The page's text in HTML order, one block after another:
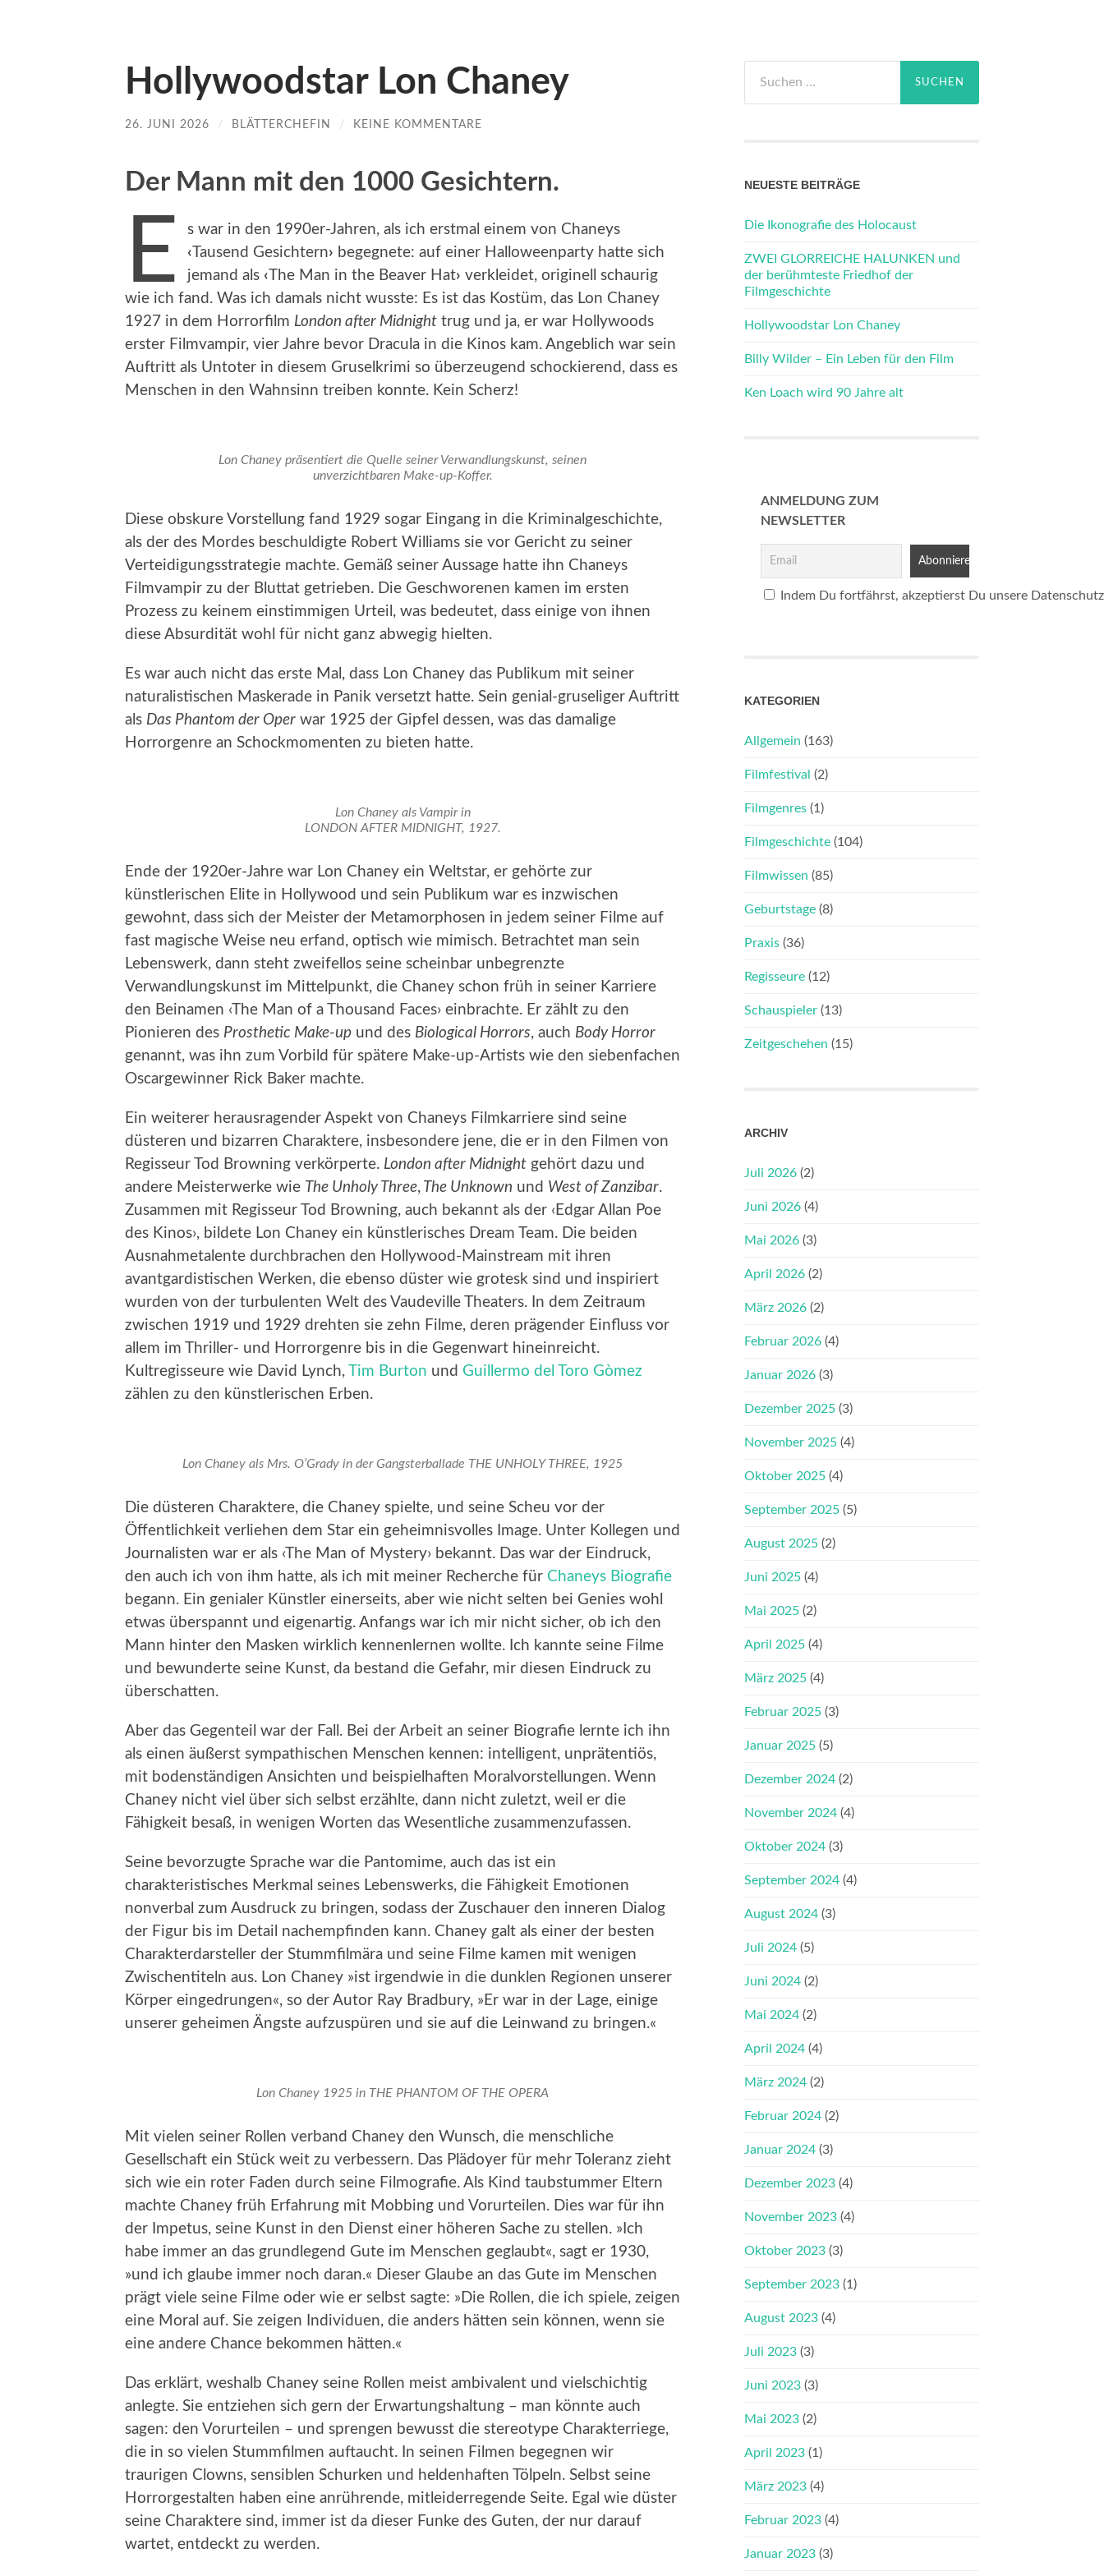
Hollywoodstar Lon Chaney
26. JUNI 2026 / BLÄTTERCHEFIN / KEINE KOMMENTARE
Der Mann mit den 1000 Gesichtern.
E
s war in den 1990er-Jahren, als ich erstmal einem von Chaneys
‹Tausend Gesichtern› begegnete: auf einer Halloweenparty hatte sich
jemand als ‹The Man in the Beaver Hat› verkleidet, originell schaurig
wie ich fand. Was ich damals nicht wusste: Es ist das Kostüm, das Lon Chaney
1927 in dem Horrorfilm London after Midnight trug und ja, er war Hollywoods
erster Filmvampir, vier Jahre bevor Dracula in die Kinos kam. Angeblich war sein
Auftritt als Untoter in diesem Gruselkrimi so überzeugend schockierend, dass es
Menschen in den Wahnsinn treiben konnte. Kein Scherz!
Lon Chaney präsentiert die Quelle seiner Verwandlungskunst, seinen
unverzichtbaren Make-up-Koffer.
Diese obskure Vorstellung fand 1929 sogar Eingang in die Kriminalgeschichte,
als der des Mordes beschuldigte Robert Williams sie vor Gericht zu seiner
Verteidigungsstrategie machte. Gemäß seiner Aussage hatte ihn Chaneys
Filmvampir zu der Bluttat getrieben. Die Geschworenen kamen im ersten
Prozess zu keinem einstimmigen Urteil, was bedeutet, dass einige von ihnen
diese Absurdität wohl für nicht ganz abwegig hielten.
Es war auch nicht das erste Mal, dass Lon Chaney das Publikum mit seiner
naturalistischen Maskerade in Panik versetzt hatte. Sein genial-gruseliger Auftritt
als Das Phantom der Oper war 1925 der Gipfel dessen, was das damalige
Horrorgenre an Schockmomenten zu bieten hatte.
Lon Chaney als Vampir in
LONDON AFTER MIDNIGHT, 1927.
Ende der 1920er-Jahre war Lon Chaney ein Weltstar, er gehörte zur
künstlerischen Elite in Hollywood und sein Publikum war es inzwischen
gewohnt, dass sich der Meister der Metamorphosen in jedem seiner Filme auf
fast magische Weise neu erfand, optisch wie mimisch. Betrachtet man sein
Lebenswerk, dann steht zweifellos seine scheinbar unbegrenzte
Verwandlungskunst im Mittelpunkt, die Chaney schon früh in seiner Karriere
den Beinamen ‹The Man of a Thousand Faces› einbrachte. Er zählt zu den
Pionieren des Prosthetic Make-up und des Biological Horrors, auch Body Horror
genannt, was ihn zum Vorbild für spätere Make-up-Artists wie den siebenfachen
Oscargewinner Rick Baker machte.
Ein weiterer herausragender Aspekt von Chaneys Filmkarriere sind seine
düsteren und bizarren Charaktere, insbesondere jene, die er in den Filmen von
Regisseur Tod Browning verkörperte. London after Midnight gehört dazu und
andere Meisterwerke wie The Unholy Three, The Unknown und West of Zanzibar.
Zusammen mit Regisseur Tod Browning, auch bekannt als der ‹Edgar Allan Poe
des Kinos›, bildete Lon Chaney ein künstlerisches Dream Team. Die beiden
Ausnahmetalente durchbrachen den Hollywood-Mainstream mit ihren
avantgardistischen Werken, die ebenso düster wie grotesk sind und inspiriert
wurden von der turbulenten Welt des Vaudeville Theaters. In dem Zeitraum
zwischen 1919 und 1929 drehten sie zehn Filme, deren prägender Einfluss vor
allem im Thriller- und Horrorgenre bis in die Gegenwart hineinreicht.
Kultregisseure wie David Lynch, Tim Burton und Guillermo del Toro Gòmez
zählen zu den künstlerischen Erben.
Lon Chaney als Mrs. O’Grady in der Gangsterballade THE UNHOLY THREE, 1925
Die düsteren Charaktere, die Chaney spielte, und seine Scheu vor der
Öffentlichkeit verliehen dem Star ein geheimnisvolles Image. Unter Kollegen und
Journalisten war er als ‹The Man of Mystery› bekannt. Das war der Eindruck,
den auch ich von ihm hatte, als ich mit meiner Recherche für Chaneys Biografie
begann. Ein genialer Künstler einerseits, aber wie nicht selten bei Genies wohl
etwas überspannt und eigenartig. Anfangs war ich mir nicht sicher, ob ich den
Mann hinter den Masken wirklich kennenlernen wollte. Ich kannte seine Filme
und bewunderte seine Kunst, da bestand die Gefahr, mir diesen Eindruck zu
überschatten.
Aber das Gegenteil war der Fall. Bei der Arbeit an seiner Biografie lernte ich ihn
als einen äußerst sympathischen Menschen kennen: intelligent, unprätentiös,
mit bodenständigen Ansichten und beispielhaften Moralvorstellungen. Wenn
Chaney nicht viel über sich selbst erzählte, dann nicht zuletzt, weil er die
Fähigkeit besaß, in wenigen Worten das Wesentliche zusammenzufassen.
Seine bevorzugte Sprache war die Pantomime, auch das ist ein
charakteristisches Merkmal seines Lebenswerks, die Fähigkeit Emotionen
nonverbal zum Ausdruck zu bringen, sodass der Zuschauer den inneren Dialog
der Figur bis im Detail nachempfinden kann. Chaney galt als einer der besten
Charakterdarsteller der Stummfilmära und seine Filme kamen mit wenigen
Zwischentiteln aus. Lon Chaney »ist irgendwie in die dunklen Regionen unserer
Körper eingedrungen«, so der Autor Ray Bradbury, »Er war in der Lage, einige
unserer geheimen Ängste aufzuspüren und sie auf die Leinwand zu bringen.«
Lon Chaney 1925 in THE PHANTOM OF THE OPERA
Mit vielen seiner Rollen verband Chaney den Wunsch, die menschliche
Gesellschaft ein Stück weit zu verbessern. Das Plädoyer für mehr Toleranz zieht
sich wie ein roter Faden durch seine Filmografie. Als Kind taubstummer Eltern
machte Chaney früh Erfahrung mit Mobbing und Vorurteilen. Dies war für ihn
der Impetus, seine Kunst in den Dienst einer höheren Sache zu stellen. »Ich
habe immer an das grundlegend Gute im Menschen geglaubt«, sagt er 1930,
»und ich glaube immer noch daran.« Dieser Glaube an das Gute im Menschen
prägt viele seine Filme oder wie er selbst sagte: »Die Rollen, die ich spiele, zeigen
eine Moral auf. Sie zeigen Individuen, die anders hätten sein können, wenn sie
eine andere Chance bekommen hätten.«
Das erklärt, weshalb Chaney seine Rollen meist ambivalent und vielschichtig
anlegte. Sie entziehen sich gern der Erwartungshaltung – man könnte auch
sagen: den Vorurteilen – und sprengen bewusst die stereotype Charakterriege,
die in so vielen Stummfilmen auftaucht. In seinen Filmen begegnen wir
traurigen Clowns, sensiblen Schurken und heldenhaften Tölpeln. Selbst seine
Horrorgestalten haben eine anrührende, mitleiderregende Seite. Egal wie düster
seine Charaktere sind, immer ist da dieser Funke des Guten, der nur darauf
wartet, entdeckt zu werden.
nach:
NEUESTE BEITRÄGE
Die Ikonografie des Holocaust
ZWEI GLORREICHE HALUNKEN und
der berühmteste Friedhof der
Filmgeschichte
Hollywoodstar Lon Chaney
Billy Wilder – Ein Leben für den Film
Ken Loach wird 90 Jahre alt
ANMELDUNG ZUM
NEWSLETTER
Indem Du fortfährst, akzeptierst Du unsere
KATEGORIEN
Allgemein (163)
Filmfestival (2)
Filmgenres (1)
Filmgeschichte (104)
Filmwissen (85)
Geburtstage (8)
Praxis (36)
Regisseure (12)
Schauspieler (13)
Zeitgeschehen (15)
ARCHIV
Juli 2026 (2)
Juni 2026 (4)
Mai 2026 (3)
April 2026 (2)
März 2026 (2)
Februar 2026 (4)
Januar 2026 (3)
Dezember 2025 (3)
November 2025 (4)
Oktober 2025 (4)
September 2025 (5)
August 2025 (2)
Juni 2025 (4)
Mai 2025 (2)
April 2025 (4)
März 2025 (4)
Februar 2025 (3)
Januar 2025 (5)
Dezember 2024 (2)
November 2024 (4)
Oktober 2024 (3)
September 2024 (4)
August 2024 (3)
Juli 2024 (5)
Juni 2024 (2)
Mai 2024 (2)
April 2024 (4)
März 2024 (2)
Februar 2024 (2)
Januar 2024 (3)
Dezember 2023 (4)
November 2023 (4)
Oktober 2023 (3)
September 2023 (1)
August 2023 (4)
Juli 2023 (3)
Juni 2023 (3)
Mai 2023 (2)
April 2023 (1)
März 2023 (4)
Februar 2023 (4)
Januar 2023 (3)